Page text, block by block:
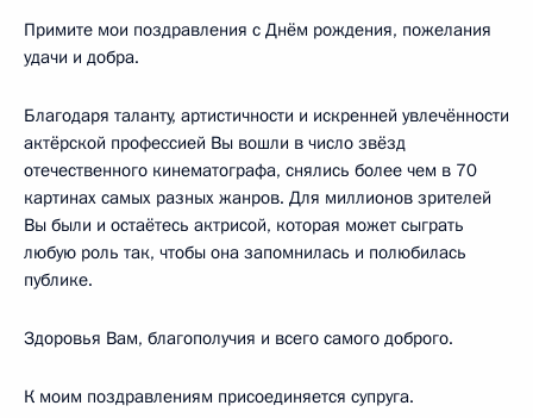
Примите мои поздравления с Днём рождения, пожелания
удачи и добра.
Благодаря таланту, артистичности и искренней увлечённости
актёрской профессией Вы вошли в число звёзд
отечественного кинематографа, снялись более чем в 70
картинах самых разных жанров. Для миллионов зрителей
Вы были и остаётесь актрисой, которая может сыграть
любую роль так, чтобы она запомнилась и полюбилась
публике.
Здоровья Вам, благополучия и всего самого доброго.
К моим поздравлениям присоединяется супруга.